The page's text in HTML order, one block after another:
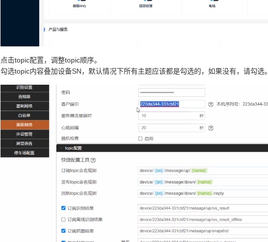
点击topic配置，调整topic顺序。
勾选topic内容叠加设备SN，默认情况下所有主题应该都是勾选的，如果没有，请勾选。